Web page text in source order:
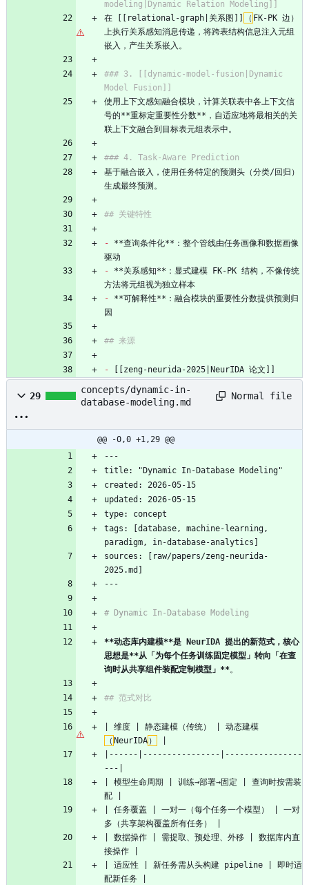
modeling|Dynamic Relation Modeling]]
在 [[relational-graph|关系图]]
（ FK-PK 边）
上执行关系感知消息传递，将跨表结构信息注入元组
嵌入，产生关系嵌入。
### 3. [[dynamic-model-fusion|Dynamic
Model Fusion]]
使用上下文感知融合模块，计算关联表中各上下文信
号的**重标定重要性分数**，自适应地将最相关的关
联上下文融合到目标表元组表示中。
### 4. Task-Aware Prediction
基于融合嵌入，使用任务特定的预测头（分类/回归）
生成最终预测。
## 关键特性
- **查询条件化**：整个管线由任务画像和数据画像
驱动
- **关系感知**：显式建模 FK-PK 结构，不像传统
方法将元组视为独立样本
- **可解释性**：融合模块的重要性分数提供预测归
因
## 来源
- [[zeng-neurida-2025|NeurIDA 论文]]
29
concepts/dynamic-in-
database-modeling.md
Normal file
@@ -0,0 +1,29 @@
---
title: "Dynamic In-Database Modeling"
created: 2026-05-15
updated: 2026-05-15
type: concept
tags: [database, machine-learning,
paradigm, in-database-analytics]
sources: [raw/papers/zeng-neurida-
2025.md]
---
# Dynamic In-Database Modeling
**动态库内建模**是 NeurIDA 提出的新范式，核心
思想是**从「为每个任务训练固定模型」转向「在查
询时从共享组件装配定制模型」**。
## 范式对比
| 维度 | 静态建模（传统） | 动态建模
（ NeurIDA ）
|------|----------------|----------------
---|
| 模型生命周期 | 训练→部署→固定 | 查询时按需装
配 |
| 任务覆盖 | 一对一（每个任务一个模型） | 一对
多（共享架构覆盖所有任务） |
| 数据操作 | 需提取、预处理、外移 | 数据库内直
接操作 |
| 适应性 | 新任务需从头构建 pipeline | 即时适
配新任务 |